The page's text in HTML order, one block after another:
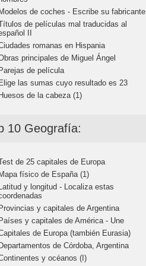
de coches - Escribe su fabricante
de películas mal traducidas al
II
romanas en Hispania
principales de Miguel Ángel
de película
las sumas cuyo resultado es 23
de la cabeza (1)
10 Geografía:
de 25 capitales de Europa
físico de España (1)
y longitud - Localiza estas
y capitales de Argentina
y capitales de América - Une
de Europa (también Eurasia)
de Córdoba, Argentina
y océanos (I)